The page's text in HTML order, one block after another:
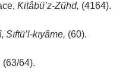
Kitâbü’z-Zühd, (4164).
Sıftü’l-kıyâme, (60).
(63/64).